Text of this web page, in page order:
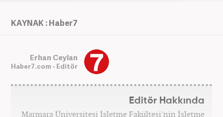
KAYNAK : Haber7
Erhan Ceylan
Haber7.com - Editör
Editör Hakkında
Marmara Üniversitesi İşletme Fakültesi'nin İşletme